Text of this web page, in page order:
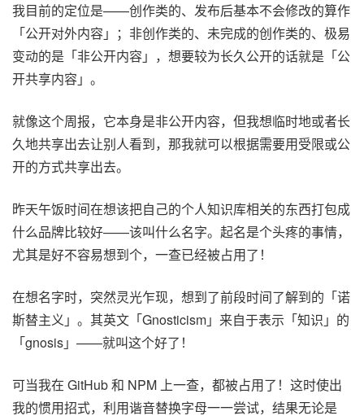
我目前的定位是——创作类的、发布后基本不会修改的算作
「公开对外内容」；非创作类的、未完成的创作类的、极易
变动的是「非公开内容」，想要较为长久公开的话就是「公
开共享内容」。
就像这个周报，它本身是非公开内容，但我想临时地或者长
久地共享出去让别人看到，那我就可以根据需要用受限或公
开的方式共享出去。
昨天午饭时间在想该把自己的个人知识库相关的东西打包成
什么品牌比较好——该叫什么名字。起名是个头疼的事情，
尤其是好不容易想到个，一查已经被占用了！
在想名字时，突然灵光乍现，想到了前段时间了解到的「诺
斯替主义」。其英文「Gnosticism」来自于表示「知识」的
「gnosis」——就叫这个好了！
可当我在 GitHub 和 NPM 上一查，都被占用了！这时使出
我的惯用招式，利用谐音替换字母一一尝试，结果无论是